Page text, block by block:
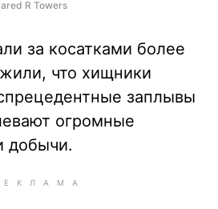
R Towers
за косатками более
что хищники
заплывы
огромные
добычи.